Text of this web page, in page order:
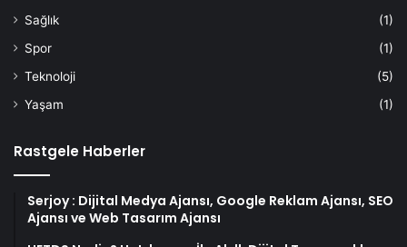
Sağlık
(1)
Spor
(1)
Teknoloji
(5)
Yaşam
(1)
Rastgele Haberler
Serjoy : Dijital Medya Ajansı, Google Reklam Ajansı, SEO
Ajansı ve Web Tasarım Ajansı